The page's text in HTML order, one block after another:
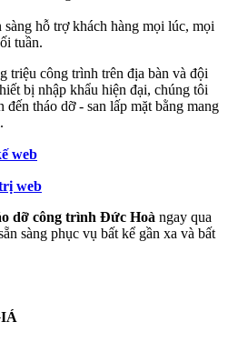
hỗ trợ khách hàng mọi lúc, mọi
tuần.
triệu công trình trên địa bàn và đội
bị nhập khẩu hiện đại, chúng tôi
tháo dỡ - san lấp mặt bằng mang
web
web
dỡ công trình Đức Hoà ngay qua
sàng phục vụ bất kể gần xa và bất